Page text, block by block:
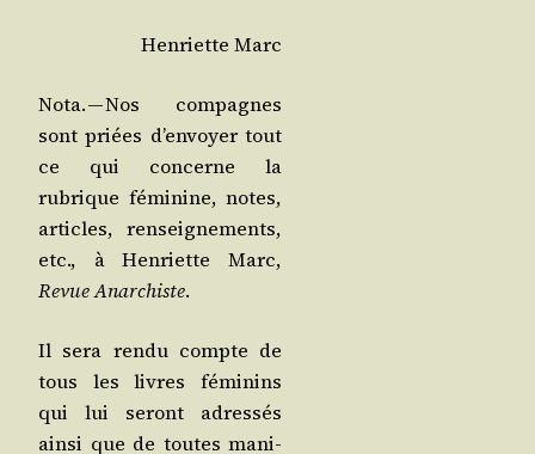
Hen­riette Marc
Nota. — Nos com­pagnes
sont priées d’en­voyer tout
ce qui concerne la
rubrique fémi­nine, notes,
articles, ren­sei­gne­ments,
etc., à Hen­riette Marc,
Revue Anar­chiste.
Il sera ren­du compte de
tous les livres fémi­nins
qui lui seront adres­sés
ain­si que de toutes mani­